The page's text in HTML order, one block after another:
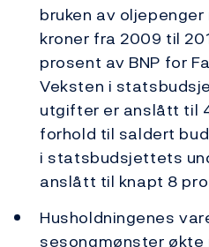
bruken av
kroner fra 2009 til
prosent av BNP for
Veksten i
utgifter er anslått til
forhold til saldert
i statsbudsjettets
anslått til knapt 8
Husholdningenes
sesongmønster